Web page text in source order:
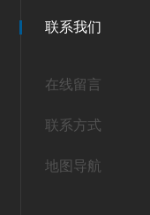
联系我们
在线留言
联系方式
地图导航